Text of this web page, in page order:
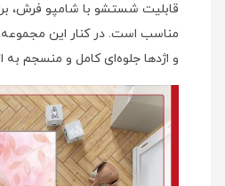
قابلیت شستشو با شامپو فرش،
مناسب است. در کنار این
و اژدها جلوه‌ای کامل و منسجم به